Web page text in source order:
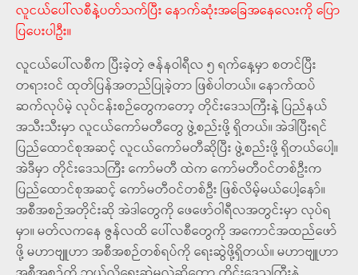
လူငယ်ပေါ်လစီနဲ့ပတ်သက်ပြီး နောက်ဆုံးအခြေအနေလေးကို ပြော
ပြပေးပါဦး။
လူငယ်ပေါ်လစီက ပြီးခဲ့တဲ့ ဇန်နဝါရီလ ၅ ရက်နေ့မှာ စတင်ပြီး
တရားဝင် ထုတ်ပြန်အတည်ပြုခဲ့တာ ဖြစ်ပါတယ်။ နောက်ထပ်
ဆက်လုပ်မဲ့ လုပ်ငန်းစဉ်တွေကတော့ တိုင်းဒေသကြီးနဲ့ ပြည်နယ်
အသီးသီးမှာ လူငယ်ကော်မတီတွေ ဖွဲ့စည်းဖို့ ရှိတယ်။ အဲဒါပြီးရင်
ပြည်ထောင်စုအဆင့် လူငယ်ကော်မတီဆိုပြီး ဖွဲ့စည်းဖို့ ရှိတယ်ပေါ့။
အဲဒီမှာ တိုင်းဒေသကြီး ကော်မတီ ထဲက ကော်မတီဝင်တစ်ဦးက
ပြည်ထောင်စုအဆင့် ကော်မတီဝင်တစ်ဦး ဖြစ်လိမ့်မယ်ပေါ့နော်။
အစီအစဉ်အတိုင်းဆို အဲဒါတွေကို ဖေဖော်ဝါရီလအတွင်းမှာ လုပ်ရ
မှာ။ မတ်လကနေ ဇွန်လထိ ပေါ်လစီတွေကို အကောင်အထည်ဖော်
ဖို့ မဟာဗျူဟာ အစီအစဉ်တစ်ရပ်ကို ရေးဆွဲဖို့ရှိတယ်။ မဟာဗျူဟာ